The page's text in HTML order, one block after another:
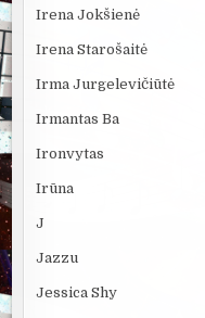
Irena Jokšienė
Irena Starošaitė
Irma Jurgelevičiūtė
Irmantas Ba
Ironvytas
Irūna
J
Jazzu
Jessica Shy